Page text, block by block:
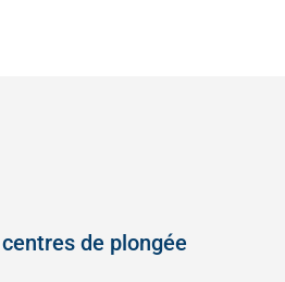
de plongée